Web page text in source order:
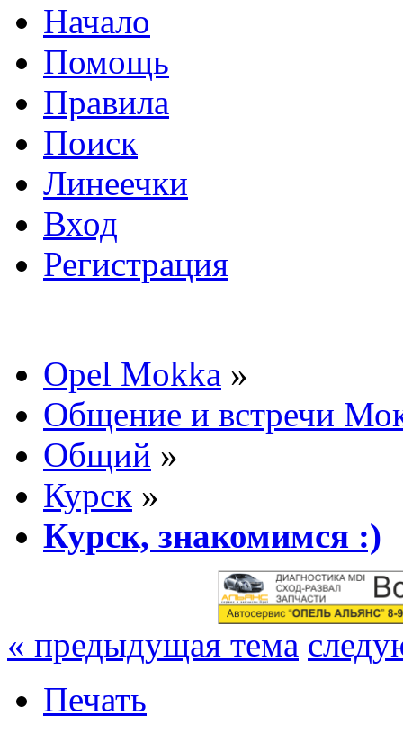
Начало
Помощь
Правила
Поиск
Линеечки
Вход
Регистрация
Opel Mokka »
Общение и встречи
Общий »
Курск »
Курск, знакомимся :)
« предыдущая тема
Печать